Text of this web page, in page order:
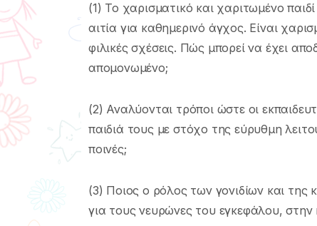
(1) Το χαρισματικό και χαριτωμένο
αιτία για καθημερινό άγχος. Είναι
φιλικές σχέσεις. Πώς μπορεί να έχει
απομονωμένο;
(2) Αναλύονται τρόποι ώστε οι
παιδιά τους με στόχο της εύρυθμη
ποινές;
(3) Ποιος ο ρόλος των γονιδίων και της
για τους νευρώνες του εγκεφάλου, στην